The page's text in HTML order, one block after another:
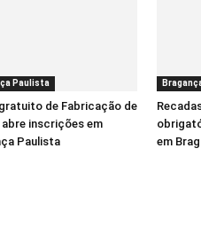
Paulista
de Fabricação de
abre inscrições em
Paulista
em